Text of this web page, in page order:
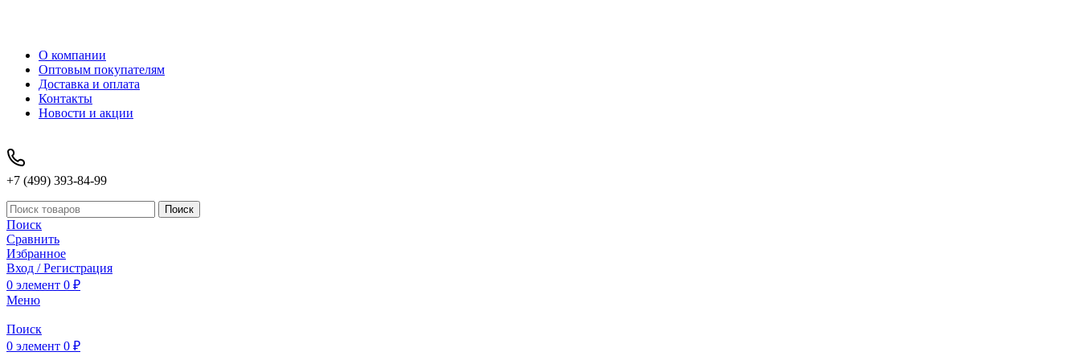
О компании
Оптовым покупателям
Доставка и оплата
Контакты
Новости и акции
+7 (499) 393-84-99
Поиск
Поиск
Сравнить
Избранное
Вход / Регистрация
0 элемент 0 ₽
Меню
Поиск
0 элемент 0 ₽